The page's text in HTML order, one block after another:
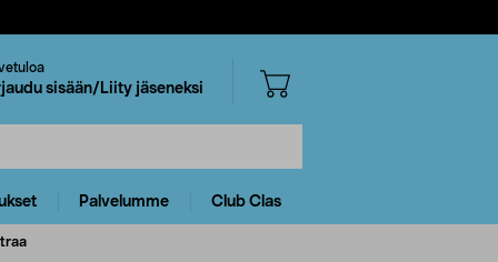
sisään/Liity jäseneksi
Palvelumme Club Clas